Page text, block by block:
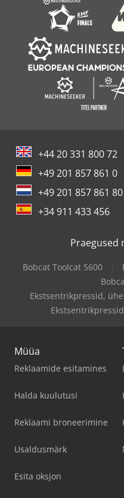
+44 20 331 800 72
+49 201 857 861 0
+49 201 857 861 80
+34 911 433 456
Praegused
Bobcat Toolcat 5600
Ekstsentrikpressid,
Müüa
Reklaamide esitamines
Halda kuulutusi
Reklaami broneerimine
Usaldusmärk
Esita oksjon